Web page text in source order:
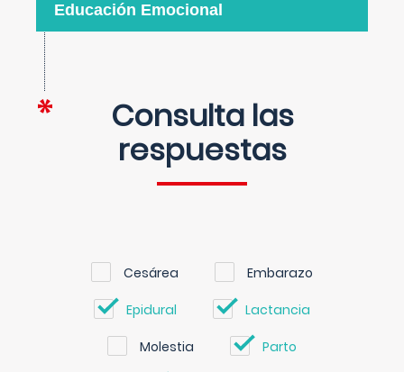
Educación Emocional
Consulta las
respuestas
Cesárea Embarazo
Epidural Lactancia
Molestia Parto